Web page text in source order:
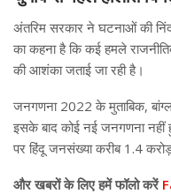
अंतरिम सरकार ने घटनाओं की
का कहना है कि कई हमले
की आशंका जताई जा रही है।
जनगणना 2022 के मुताबिक,
इसके बाद कोई नई जनगणना नहीं
पर हिंदू जनसंख्या करीब 1.4
और खबरों के लिए हमें फॉलो करें